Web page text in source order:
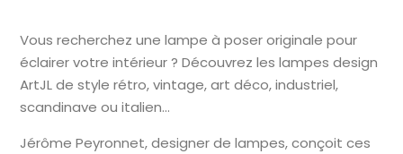
Vous recherchez une lampe à poser originale pour
éclairer votre intérieur ? Découvrez les lampes design
ArtJL de style rétro, vintage, art déco, industriel,
scandinave ou italien…
Jérôme Peyronnet, designer de lampes, conçoit ces